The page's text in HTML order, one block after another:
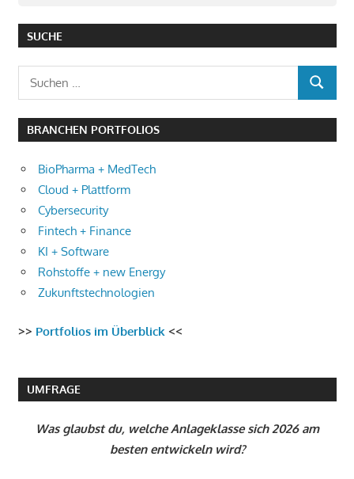
SUCHE
SUCHEN
BRANCHEN PORTFOLIOS
BioPharma + MedTech
Cloud + Plattform
Cybersecurity
Fintech + Finance
KI + Software
Rohstoffe + new Energy
Zukunftstechnologien
>> Portfolios im Überblick<<
UMFRAGE
Was glaubst du, welche Anlageklasse sich 2026 am
besten entwickeln wird?